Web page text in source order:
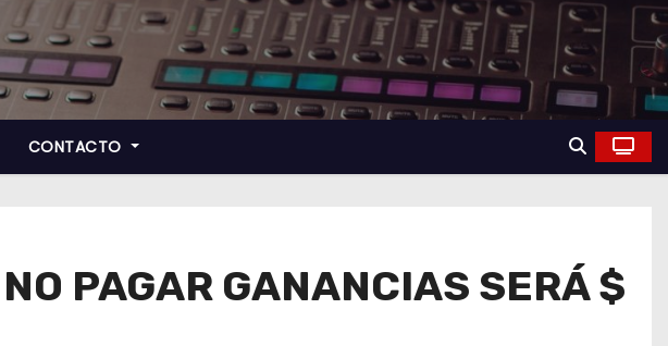
CONTACTO
PAGAR GANANCIAS SERÁ $